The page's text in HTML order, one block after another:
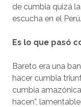
de cumbia quizá
escucha en el Perú.
Es lo que pasó
Bareto era una
hacer cumbia
cumbia
hacen”,